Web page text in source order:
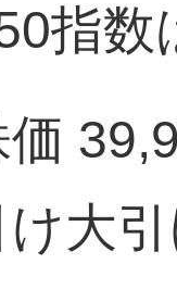
指数
価
け大